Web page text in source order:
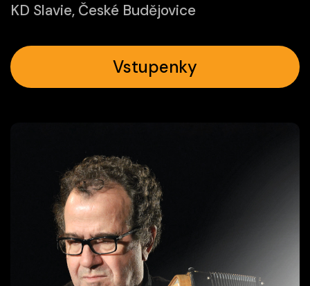
KD Slavie, České Budějovice
Vstupenky